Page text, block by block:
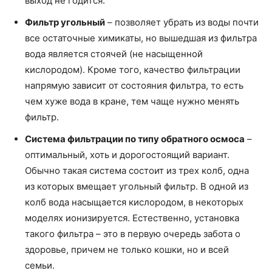
Фильтр угольный – позволяет убрать из воды почти
все остаточные химикаты, но вышедшая из фильтра
вода является стоячей (не насыщенной
кислородом). Кроме того, качество фильтрации
напрямую зависит от состояния фильтра, то есть
чем хуже вода в кране, тем чаще нужно менять
фильтр.
Система фильтрации по типу обратного осмоса –
оптимальный, хоть и дорогостоящий вариант.
Обычно такая система состоит из трех колб, одна
из которых вмещает угольный фильтр. В одной из
колб вода насыщается кислородом, в некоторых
моделях ионизируется. Естественно, установка
такого фильтра – это в первую очередь забота о
здоровье, причем не только кошки, но и всей
семьи.